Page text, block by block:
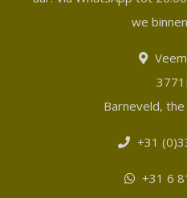
we
Barneveld,
+31
+31 6